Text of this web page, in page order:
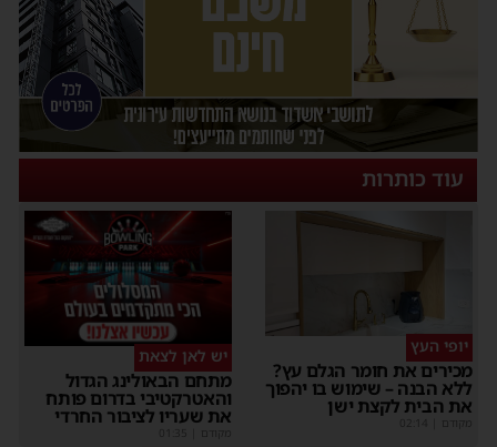
עוד כותרות
יופי העץ
מכירים את חומר הגלם עץ?
ללא הבנה – שימוש בו יהפוך
את הבית לקצת ישן
מקודם
יש לאן לצאת
מתחם הבאולינג הגדול
והאטרקטיבי בדרום פותח
את שעריו לציבור החרדי
מקודם